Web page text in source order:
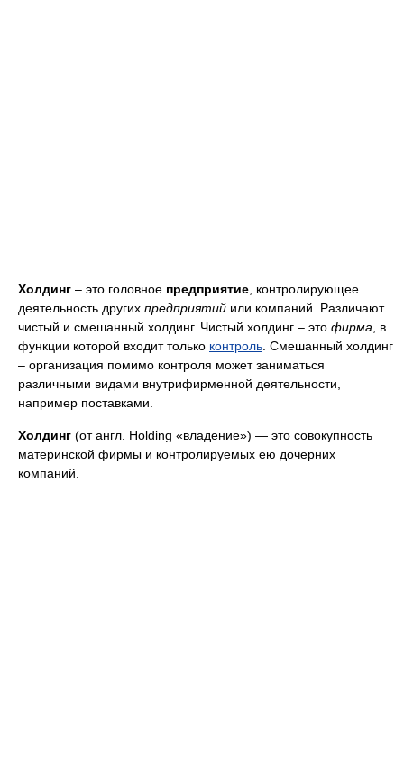
Холдинг – это головное предприятие , контролирующее
деятельность других предприятий или компаний. Различают
чистый и смешанный холдинг. Чистый холдинг – это фирма , в
функции которой входит только контроль . Смешанный холдинг
– организация помимо контроля может заниматься
различными видами внутрифирменной деятельности,
например поставками.
Холдинг (от англ. Holding «владение») — это совокупность
материнской фирмы и контролируемых ею дочерних
компаний.